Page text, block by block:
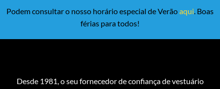
Podem consultar o nosso horário especial de Verãoaqui. Boas
férias para todos!
Desde 1981, o seu fornecedor de confiança de vestuário